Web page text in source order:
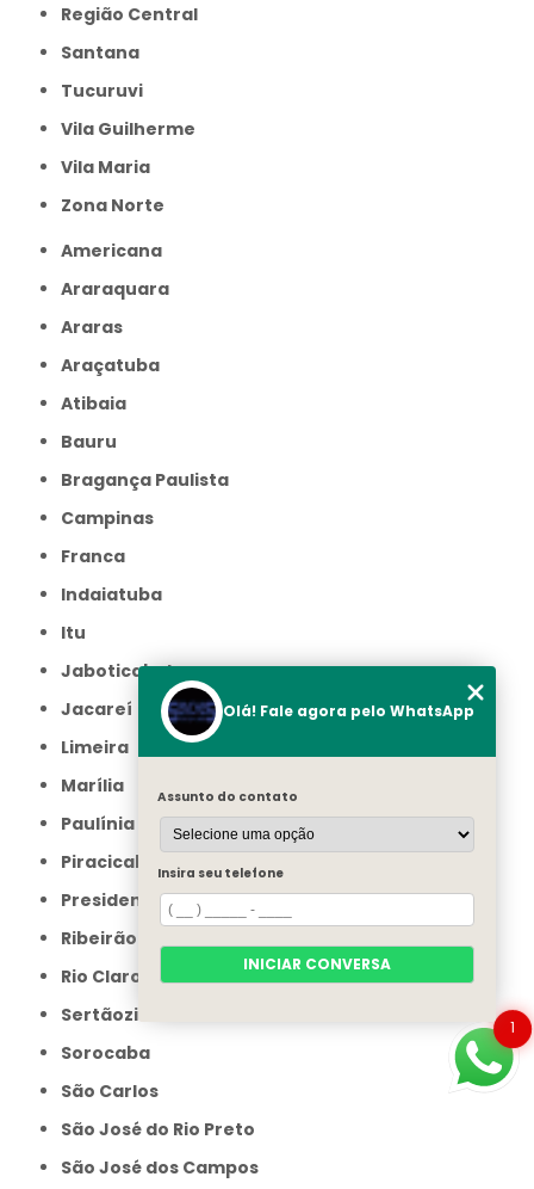
Região Central
Santana
Tucuruvi
Vila Guilherme
Vila Maria
Zona Norte
Americana
Araraquara
Araras
Araçatuba
Atibaia
Bauru
Bragança Paulista
Campinas
Franca
Indaiatuba
Itu
Jaboticabal
Jacareí
Limeira
Marília
Paulínia
Piracicaba
Presidente Prudente
Ribeirão Preto
Rio Claro
Sertãozinho
Sorocaba
São Carlos
São José do Rio Preto
São José dos Campos
1
Olá! Fale agora pelo WhatsApp
Assunto do contato
Insira seu telefone
INICIAR CONVERSA